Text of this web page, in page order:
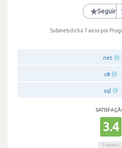
·
★Seguir
Submetido há 7 anos por
.net
c#
sql
3.4
1 votos